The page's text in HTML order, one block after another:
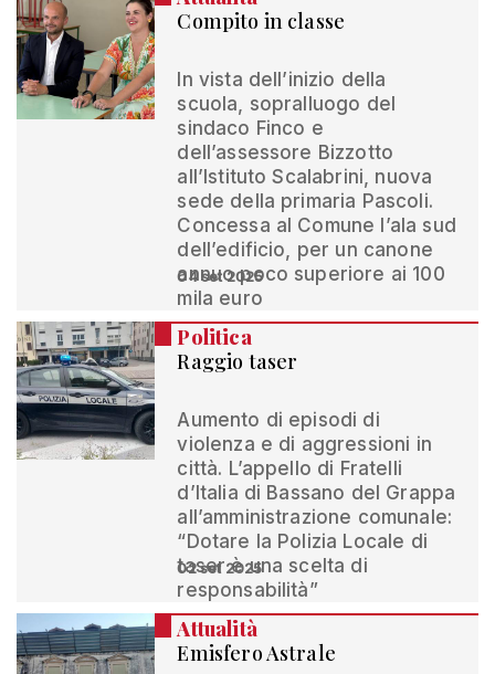
Compito in classe
In vista dell’inizio della
scuola, sopralluogo del
sindaco Finco e
dell’assessore Bizzotto
all’Istituto Scalabrini, nuova
sede della primaria Pascoli.
Concessa al Comune l’ala sud
dell’edificio, per un canone
annuo poco superiore ai 100
mila euro
04 set 2025
Politica
Raggio taser
Aumento di episodi di
violenza e di aggressioni in
città. L’appello di Fratelli
d’Italia di Bassano del Grappa
all’amministrazione comunale:
“Dotare la Polizia Locale di
taser è una scelta di
responsabilità”
02 set 2025
Attualità
Emisfero Astrale